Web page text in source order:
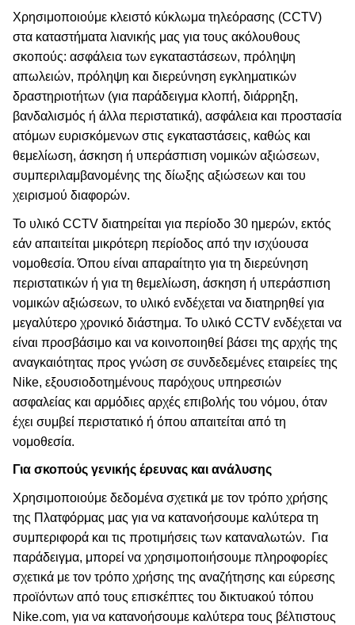
Χρησιμοποιούμε κλειστό κύκλωμα τηλεόρασης (CCTV)
στα καταστήματα λιανικής μας για τους ακόλουθους
σκοπούς: ασφάλεια των εγκαταστάσεων, πρόληψη
απωλειών, πρόληψη και διερεύνηση εγκληματικών
δραστηριοτήτων (για παράδειγμα κλοπή, διάρρηξη,
βανδαλισμός ή άλλα περιστατικά), ασφάλεια και προστασία
ατόμων ευρισκόμενων στις εγκαταστάσεις, καθώς και
θεμελίωση, άσκηση ή υπεράσπιση νομικών αξιώσεων,
συμπεριλαμβανομένης της δίωξης αξιώσεων και του
χειρισμού διαφορών.
Το υλικό CCTV διατηρείται για περίοδο 30 ημερών, εκτός
εάν απαιτείται μικρότερη περίοδος από την ισχύουσα
νομοθεσία. Όπου είναι απαραίτητο για τη διερεύνηση
περιστατικών ή για τη θεμελίωση, άσκηση ή υπεράσπιση
νομικών αξιώσεων, το υλικό ενδέχεται να διατηρηθεί για
μεγαλύτερο χρονικό διάστημα. Το υλικό CCTV ενδέχεται να
είναι προσβάσιμο και να κοινοποιηθεί βάσει της αρχής της
αναγκαιότητας προς γνώση σε συνδεδεμένες εταιρείες της
Nike, εξουσιοδοτημένους παρόχους υπηρεσιών
ασφαλείας και αρμόδιες αρχές επιβολής του νόμου, όταν
έχει συμβεί περιστατικό ή όπου απαιτείται από τη
νομοθεσία.
Για σκοπούς γενικής έρευνας και ανάλυσης
Χρησιμοποιούμε δεδομένα σχετικά με τον τρόπο χρήσης
της Πλατφόρμας μας για να κατανοήσουμε καλύτερα τη
συμπεριφορά και τις προτιμήσεις των καταναλωτών.
Για
παράδειγμα, μπορεί να χρησιμοποιήσουμε πληροφορίες
σχετικά με τον τρόπο χρήσης της αναζήτησης και εύρεσης
προϊόντων από τους επισκέπτες του δικτυακού τόπου
Nike.com, για να κατανοήσουμε καλύτερα τους βέλτιστους